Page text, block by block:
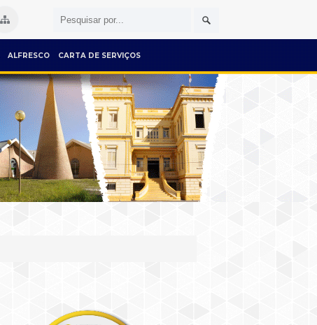
ALFRESCO CARTA DE SERVIÇOS